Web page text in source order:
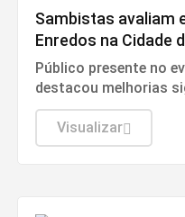
Sambistas avaliam
Enredos na Cidade
Público presente no
destacou melhorias
organização, na
recepção para o
Visualizar